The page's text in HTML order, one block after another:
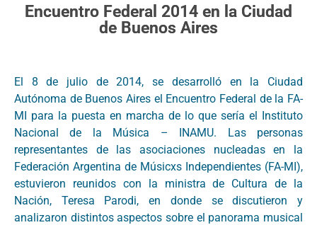
Encuentro Federal 2014 en la Ciudad
de Buenos Aires
El 8 de julio de 2014, se desarrolló en la Ciudad
Autónoma de Buenos Aires el Encuentro Federal de la FA-
MI para la puesta en marcha de lo que sería el Instituto
Nacional de la Música – INAMU. Las personas
representantes de las asociaciones nucleadas en la
Federación Argentina de Músicxs Independientes (FA-MI),
estuvieron reunidos con la ministra de Cultura de la
Nación, Teresa Parodi, en donde se discutieron y
analizaron distintos aspectos sobre el panorama musical